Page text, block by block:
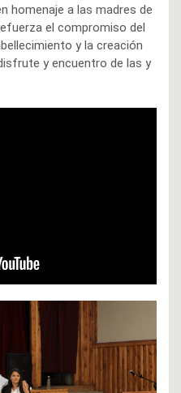
homenaje a las madres de
el compromiso del
y la creación
y encuentro de las y